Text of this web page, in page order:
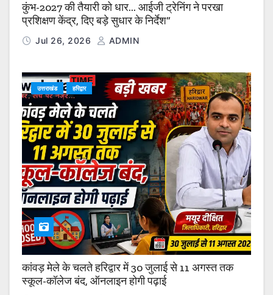
कुंभ-2027 की तैयारी को धार… आईजी ट्रेनिंग ने परखा
प्रशिक्षण केंद्र, दिए बड़े सुधार के निर्देश”
Jul 26, 2026 ADMIN
उत्तराखंड हरिद्वार
कांवड़ मेले के चलते हरिद्वार में 30 जुलाई से 11 अगस्त तक
स्कूल-कॉलेज बंद, ऑनलाइन होगी पढ़ाई